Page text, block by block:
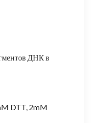
ДНК в
DTT, 2mM